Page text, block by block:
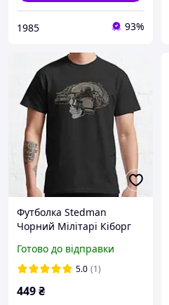
1985 93%
Футболка Stedman
Чорний Мілітарі Кіборг
Готово до відправки
5.0 (1)
449₴